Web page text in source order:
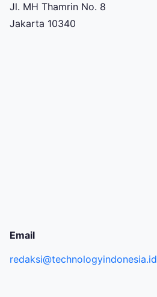
Jl. MH Thamrin No. 8
Jakarta 10340
Email
redaksi@technologyindonesia.id